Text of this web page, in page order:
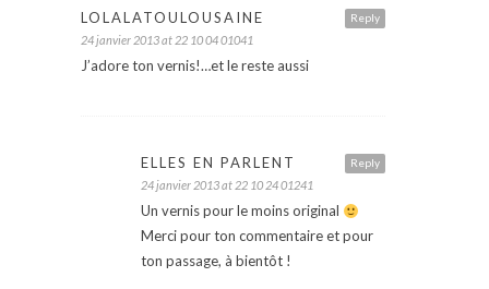
Reply
LOLALATOULOUSAINE
24 janvier 2013 at 22 10 04 01041
J’adore ton vernis!…et le reste aussi
Reply
ELLES EN PARLENT
24 janvier 2013 at 22 10 24 01241
Un vernis pour le moins original
Merci pour ton commentaire et pour
ton passage, à bientôt !